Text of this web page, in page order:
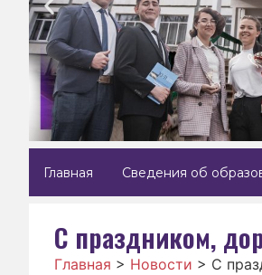
Главная Сведения об
С праздником,
Главная > Новости > С